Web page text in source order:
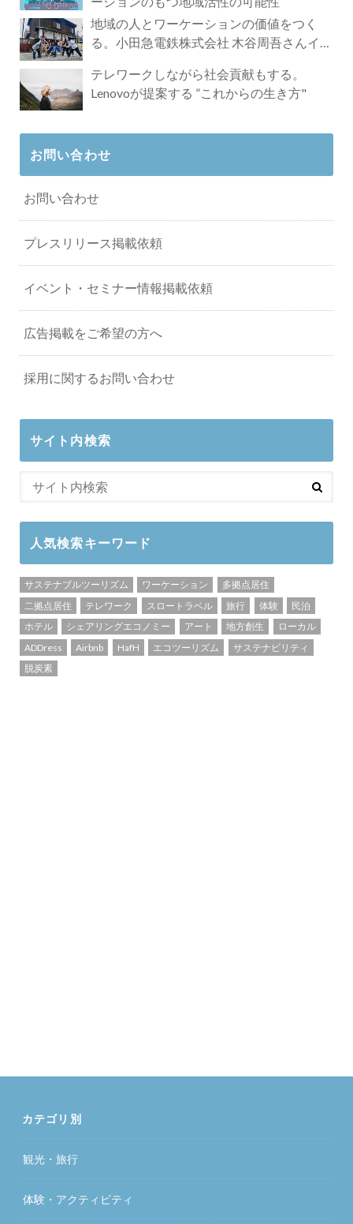
地域の人とワーケーションの価値をつく
る。小田急電鉄株式会社 木谷周吾さんイン
テレワークしながら社会貢献もする。
Lenovoが提案する ”これからの生き方"
お問い合わせ
お問い合わせ
プレスリリース掲載依頼
イベント・セミナー情報掲載依頼
広告掲載をご希望の方へ
採用に関するお問い合わせ
サイト内検索
人気検索キーワード
サステナブルツーリズム ワーケーション
多拠点居住
二拠点居住
テレワーク スロートラベル 旅行 体験
民泊
ホテル
シェアリングエコノミー アート 地方創生
ローカル
ADDress
Airbnb HafH エコツーリズム
サステナビリティ
脱炭素
カテゴリ別
観光・旅行
体験・アクティビティ